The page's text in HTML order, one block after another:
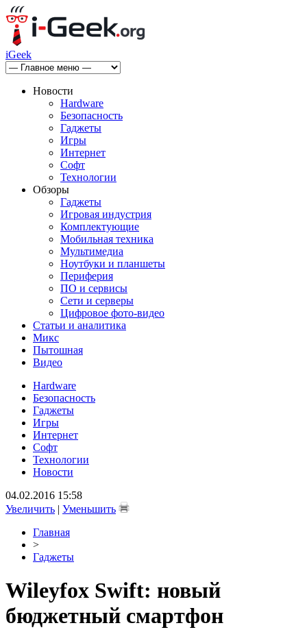
iGeek
Новости
Hardware
Безопасность
Гаджеты
Игры
Интернет
Софт
Технологии
Обзоры
Гаджеты
Игровая индустрия
Комплектующие
Мобильная техника
Мультимедиа
Ноутбуки и планшеты
Периферия
ПО и сервисы
Сети и серверы
Цифровое фото-видео
Статьи и аналитика
Микс
Пытошная
Видео
Hardware
Безопасность
Гаджеты
Игры
Интернет
Софт
Технологии
Новости
04.02.2016 15:58
Увеличить | Уменьшить
Главная
>
Гаджеты
Wileyfox Swift: новый
бюджетный смартфон